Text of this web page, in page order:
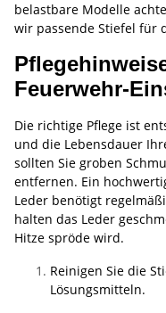
belastbare Modelle
wir passende Stiefel für
Feuerwehr-
Die richtige Pflege ist
und die Lebensdauer
sollten Sie groben
entfernen. Ein
Leder benötigt
halten das Leder
Hitze spröde wird.
Reinigen Sie die
Lösungsmitteln.